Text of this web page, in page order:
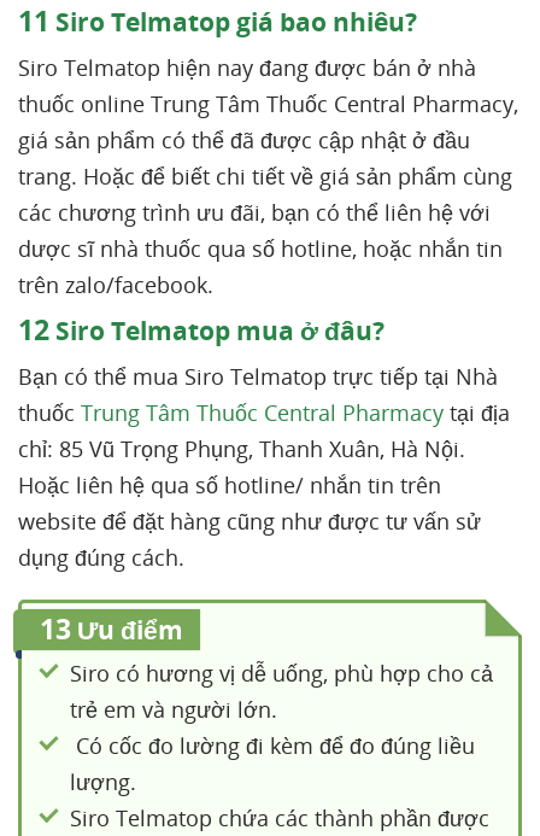
11 Siro Telmatop giá bao nhiêu?
Siro Telmatop hiện nay đang được bán ở nhà
thuốc online Trung Tâm Thuốc Central Pharmacy,
giá sản phẩm có thể đã được cập nhật ở đầu
trang. Hoặc để biết chi tiết về giá sản phẩm cùng
các chương trình ưu đãi, bạn có thể liên hệ với
dược sĩ nhà thuốc qua số hotline, hoặc nhắn tin
trên zalo/facebook.
12 Siro Telmatop mua ở đâu?
Bạn có thể mua Siro Telmatop trực tiếp tại Nhà
thuốc Trung Tâm Thuốc Central Pharmacy tại địa
chỉ: 85 Vũ Trọng Phụng, Thanh Xuân, Hà Nội.
Hoặc liên hệ qua số hotline/ nhắn tin trên
website để đặt hàng cũng như được tư vấn sử
dụng đúng cách.
13 Ưu điểm
Siro có hương vị dễ uống, phù hợp cho cả
trẻ em và người lớn.
Có cốc đo lường đi kèm để đo đúng liều
lượng.
Siro Telmatop chứa các thành phần được